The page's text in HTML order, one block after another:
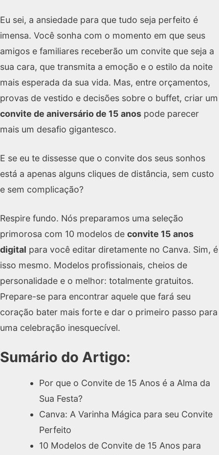
Eu sei, a ansiedade para que tudo seja perfeito é
imensa. Você sonha com o momento em que seus
amigos e familiares receberão um convite que seja a
sua cara, que transmita a emoção e o estilo da noite
mais esperada da sua vida. Mas, entre orçamentos,
provas de vestido e decisões sobre o buffet, criar um
convite de aniversário de 15 anos pode parecer
mais um desafio gigantesco.
E se eu te dissesse que o convite dos seus sonhos
está a apenas alguns cliques de distância, sem custo
e sem complicação?
Respire fundo. Nós preparamos uma seleção
primorosa com 10 modelos de convite 15 anos
digital para você editar diretamente no Canva. Sim, é
isso mesmo. Modelos profissionais, cheios de
personalidade e o melhor: totalmente gratuitos.
Prepare-se para encontrar aquele que fará seu
coração bater mais forte e dar o primeiro passo para
uma celebração inesquecível.
Sumário do Artigo:
Por que o Convite de 15 Anos é a Alma da
Sua Festa?
Canva: A Varinha Mágica para seu Convite
Perfeito
10 Modelos de Convite de 15 Anos para